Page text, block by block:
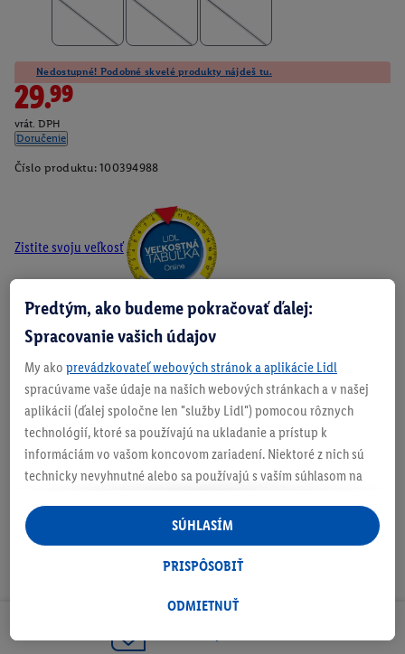
Nedostupné! Podobné skvelé produkty nájdeš tu.
29.99
vrát. DPH
Doručenie
Číslo produktu: 100394988
Zistite svoju veľkosť
O produkte
Na stiahnutie
Predtým, ako budeme pokračovať ďalej:
Spracovanie vašich údajov
My ako prevádzkovateľ webových stránok a aplikácie Lidl
spracúvame vaše údaje na našich webových stránkach a v našej
aplikácii (ďalej spoločne len "služby Lidl") pomocou rôznych
technológií, ktoré sa používajú na ukladanie a prístup k
informáciám vo vašom koncovom zariadení. Niektoré z nich sú
technicky nevyhnutné alebo sa používajú s vaším súhlasom na
personalizovanú reklamu v rámci služieb Lidl aj mimo nich. Ak
ste účastníkom programu Lidl Plus, na tieto účely sa spracúvajú
aj údaje z vášho nákupného správania v obchode.
následne si vytvoríte účet Lidl Plus alebo sa prihlásite do svojho
tiež vytvoriť špeciálny online identifikátor z e-mailovej adresy,
ODMIETNUŤ
PRISPÔSOBIŤ
SÚHLASÍM